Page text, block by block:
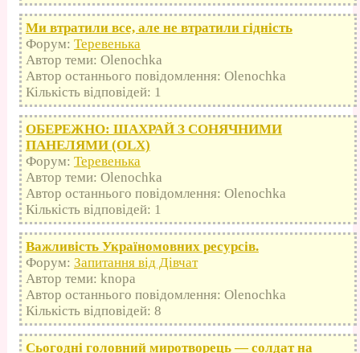
Ми втратили все, але не втратили гідність
Форум: Теревенька
Автор теми: Olenochka
Автор останнього повідомлення: Olenochka
Кількість відповідей: 1
ОБЕРЕЖНО: ШАХРАЙ З СОНЯЧНИМИ
ПАНЕЛЯМИ (OLX)
Форум: Теревенька
Автор теми: Olenochka
Автор останнього повідомлення: Olenochka
Кількість відповідей: 1
Важливість Україномовних ресурсів.
Форум: Запитання від Дівчат
Автор теми: knopa
Автор останнього повідомлення: Olenochka
Кількість відповідей: 8
Сьогодні головний миротворець — солдат на